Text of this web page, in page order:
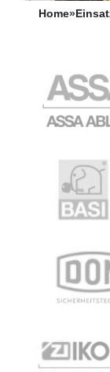
Home»